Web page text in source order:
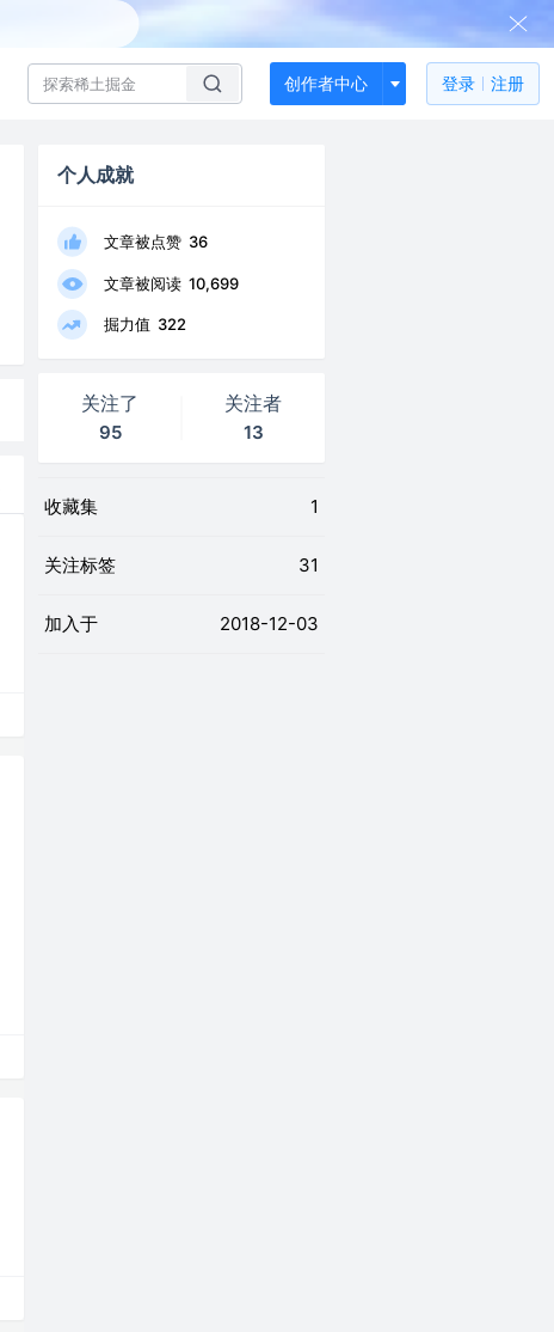
创作者中心 登录 注册
个人成就
文章被点赞 36
文章被阅读 10,699
掘力值 322
关注了
95
关注者
13
收藏集 1
关注标签 31
加入于 2018-12-03